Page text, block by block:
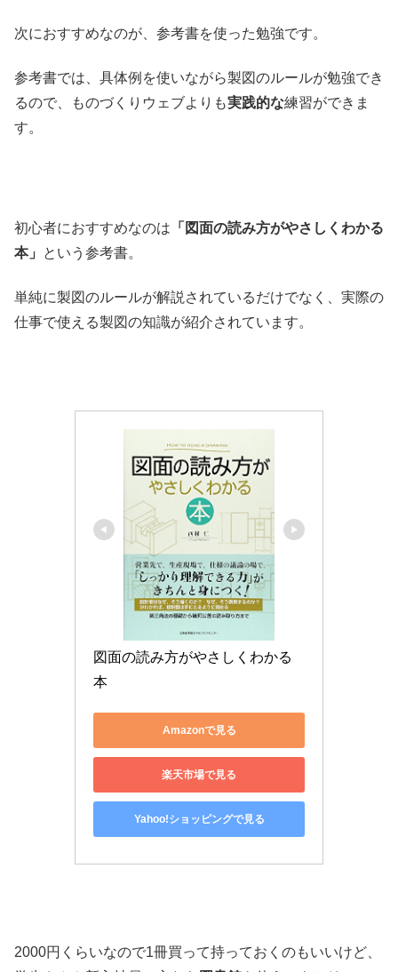
次におすすめなのが、参考書を使った勉強です。
参考書では、具体例を使いながら製図のルールが勉強でき
るので、ものづくりウェブよりも実践的な練習ができま
す。
初心者におすすめなのは 「図面の読み方がやさしくわかる
本」
という参考書。
単純に製図のルールが解説されているだけでなく、実際の
仕事で使える製図の知識が紹介されています。
図面の読み方がやさしくわかる
本
Amazonで見る
楽天市場で見る
Yahoo!ショッピングで見る
2000円くらいなので1冊買って持っておくのもいいけど、